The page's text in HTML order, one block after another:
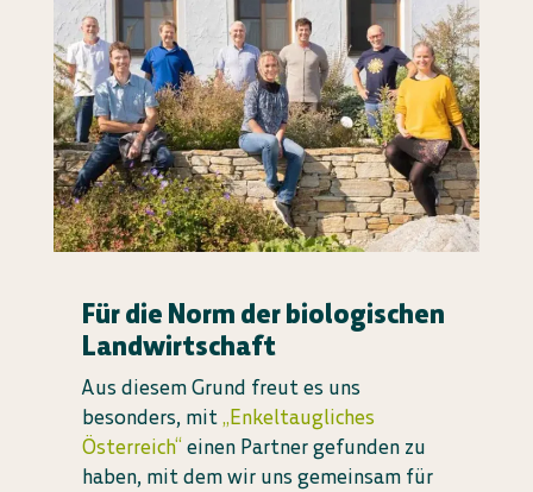
Für die Norm der biologischen
Landwirtschaft
Aus diesem Grund freut es uns
besonders, mit„Enkeltaugliches
Österreich“einen Partner gefunden zu
haben, mit dem wir uns gemeinsam für